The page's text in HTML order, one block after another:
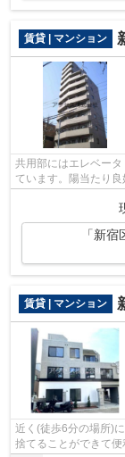
賃貸 | マンション
共用部にはエレベー
ています。陽当たり
合わせて使い分けが
「新
賃貸 | マンション
近く(徒歩6分の場所)
捨てることができて